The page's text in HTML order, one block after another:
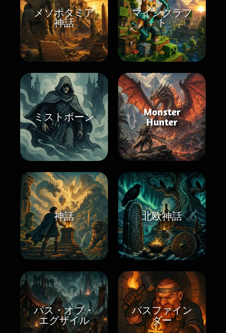
メソポタミア
神話
マインクラフ
ト
ミストボーン
Monster
Hunter
神話 北欧神話
パス・オブ・
エグザイル
パスファイン
ダー